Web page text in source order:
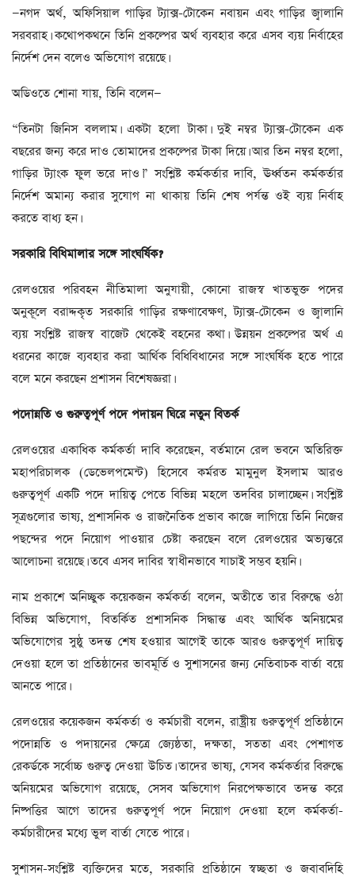
—নগদ অর্থ, অফিসিয়াল গাড়ির ট্যাক্স-টোকেন নবায়ন এবং গাড়ির জ্বালানি
সরবরাহ। কথোপকথনে তিনি প্রকল্পের অর্থ ব্যবহার করে এসব ব্যয় নির্বাহের
নির্দেশ দেন বলেও অভিযোগ রয়েছে।
অডিওতে শোনা যায়, তিনি বলেন—
“তিনটা জিনিস বললাম। একটা হলো টাকা। দুই নম্বর ট্যাক্স-টোকেন এক
বছরের জন্য করে দাও তোমাদের প্রকল্পের টাকা দিয়ে। আর তিন নম্বর হলো,
গাড়ির ট্যাংক ফুল ভরে দাও।” সংশ্লিষ্ট কর্মকর্তার দাবি, ঊর্ধ্বতন কর্মকর্তার
নির্দেশ অমান্য করার সুযোগ না থাকায় তিনি শেষ পর্যন্ত ওই ব্যয় নির্বাহ
করতে বাধ্য হন।
সরকারি বিধিমালার সঙ্গে সাংঘর্ষিক?
রেলওয়ের পরিবহন নীতিমালা অনুযায়ী, কোনো রাজস্ব খাতভুক্ত পদের
অনুকূলে বরাদ্দকৃত সরকারি গাড়ির রক্ষণাবেক্ষণ, ট্যাক্স-টোকেন ও জ্বালানি
ব্যয় সংশ্লিষ্ট রাজস্ব বাজেট থেকেই বহনের কথা। উন্নয়ন প্রকল্পের অর্থ এ
ধরনের কাজে ব্যবহার করা আর্থিক বিধিবিধানের সঙ্গে সাংঘর্ষিক হতে পারে
বলে মনে করছেন প্রশাসন বিশেষজ্ঞরা।
পদোন্নতি ও গুরুত্বপূর্ণ পদে পদায়ন ঘিরে নতুন বিতর্ক
রেলওয়ের একাধিক কর্মকর্তা দাবি করেছেন, বর্তমানে রেল ভবনে অতিরিক্ত
মহাপরিচালক (ডেভেলপমেন্ট) হিসেবে কর্মরত মামুনুল ইসলাম আরও
গুরুত্বপূর্ণ একটি পদে দায়িত্ব পেতে বিভিন্ন মহলে তদবির চালাচ্ছেন। সংশ্লিষ্ট
সূত্রগুলোর ভাষ্য, প্রশাসনিক ও রাজনৈতিক প্রভাব কাজে লাগিয়ে তিনি নিজের
পছন্দের পদে নিয়োগ পাওয়ার চেষ্টা করছেন বলে রেলওয়ের অভ্যন্তরে
আলোচনা রয়েছে। তবে এসব দাবির স্বাধীনভাবে যাচাই সম্ভব হয়নি।
নাম প্রকাশে অনিচ্ছুক কয়েকজন কর্মকর্তা বলেন, অতীতে তার বিরুদ্ধে ওঠা
বিভিন্ন অভিযোগ, বিতর্কিত প্রশাসনিক সিদ্ধান্ত এবং আর্থিক অনিয়মের
অভিযোগের সুষ্ঠু তদন্ত শেষ হওয়ার আগেই তাকে আরও গুরুত্বপূর্ণ দায়িত্ব
দেওয়া হলে তা প্রতিষ্ঠানের ভাবমূর্তি ও সুশাসনের জন্য নেতিবাচক বার্তা বয়ে
আনতে পারে।
রেলওয়ের কয়েকজন কর্মকর্তা ও কর্মচারী বলেন, রাষ্ট্রীয় গুরুত্বপূর্ণ প্রতিষ্ঠানে
পদোন্নতি ও পদায়নের ক্ষেত্রে জ্যেষ্ঠতা, দক্ষতা, সততা এবং পেশাগত
রেকর্ডকে সর্বোচ্চ গুরুত্ব দেওয়া উচিত। তাদের ভাষ্য, যেসব কর্মকর্তার বিরুদ্ধে
অনিয়মের অভিযোগ রয়েছে, সেসব অভিযোগ নিরপেক্ষভাবে তদন্ত করে
নিষ্পত্তির আগে তাদের গুরুত্বপূর্ণ পদে নিয়োগ দেওয়া হলে কর্মকর্তা-
কর্মচারীদের মধ্যে ভুল বার্তা যেতে পারে।
সুশাসন-সংশ্লিষ্ট ব্যক্তিদের মতে, সরকারি প্রতিষ্ঠানে স্বচ্ছতা ও জবাবদিহি